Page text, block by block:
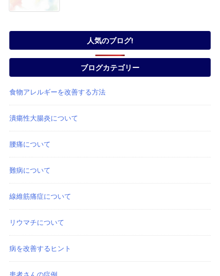
人気のブログ!
ブログカテゴリー
食物アレルギーを改善する方法
潰瘍性大腸炎について
腰痛について
難病について
線維筋痛症について
リウマチについて
病を改善するヒント